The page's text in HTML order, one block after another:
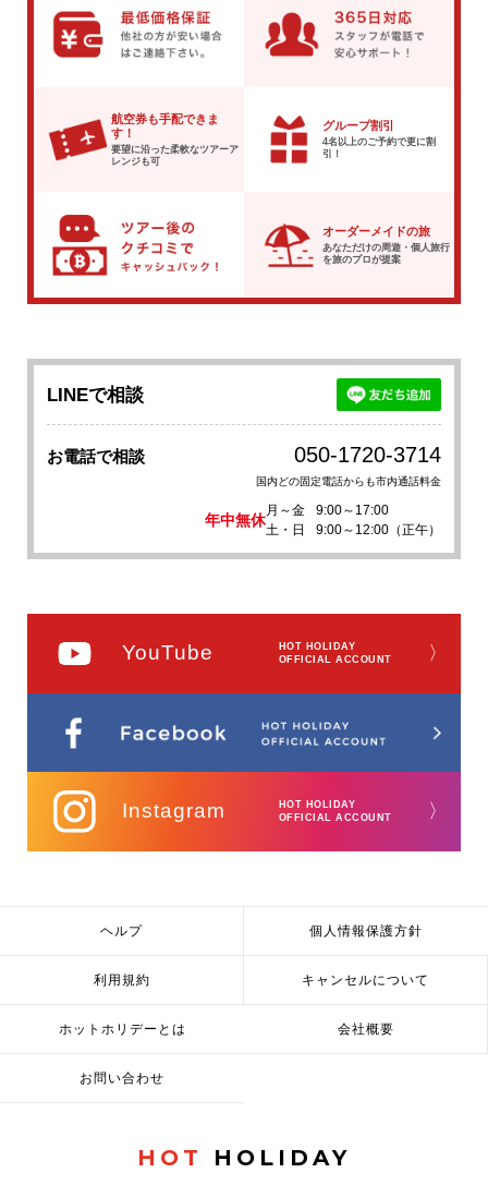
航空券も手配できま
す！
要望に沿った柔軟なツアーア
レンジも可
グループ割引
4名以上のご予約で更に割
引！
オーダーメイドの旅
あなただけの周遊・個人旅行
を旅のプロが提案
LINEで相談
お電話で相談 050-1720-3714
国内どの固定電話からも市内通話料金
年中無休
月～金
9:00～17:00
土・日
9:00～12:00（正午）
YouTube
HOT HOLIDAY
OFFICIAL ACCOUNT
〉
Instagram
HOT HOLIDAY
OFFICIAL ACCOUNT
〉
ヘルプ 個人情報保護方針
利用規約 キャンセルについて
ホットホリデーとは 会社概要
お問い合わせ
HOT HOLIDAY